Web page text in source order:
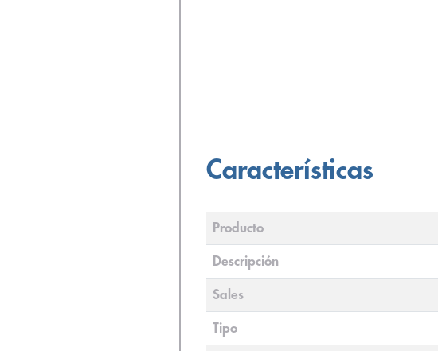
Características
Producto
Descripción
Sales
Tipo